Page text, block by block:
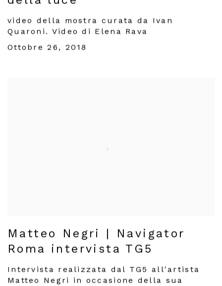
video della mostra curata da Ivan
Quaroni. Video di Elena Rava
Ottobre 26, 2018
Matteo Negri | Navigator
Roma intervista TG5
Intervista realizzata dal TG5 all'artista
Matteo Negri in occasione della sua